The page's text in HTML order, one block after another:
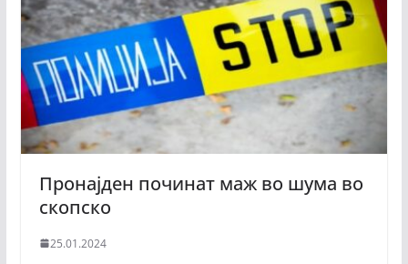
Пронајден починат маж во шума во
скопско
25.01.2024